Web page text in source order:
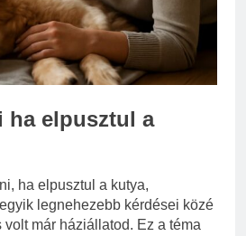
Miért fáj a váll?
3 Nap Ezelőtt
ha elpusztul a
ha elpusztul a kutya,
legnehezebb kérdései közé
már háziállatod. Ez a téma